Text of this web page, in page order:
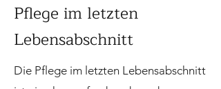
Pflege im letzten
Lebensabschnitt
Die Pflege im letzten Lebensabschnitt